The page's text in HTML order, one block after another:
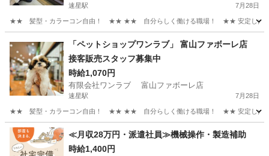
速星駅 7月28日
★★ 髪型・カラーコン自由！ ★★ ★★ 自分らしく働ける職場！ ★★ 安定した会社で
速星駅 動物
「ペットショップワンラブ」 富山ファボーレ店
接客販売スタッフ募集中
時給1,070円
有限会社ワンラブ 富山ファボーレ店
速星駅 7月28日
★★ 髪型・カラーコン自由！ ★★ ★★ 自分らしく働ける職場！ ★★ 安定した会社で
富山 富山市 速星駅 その他 スタッフ
≪月収28万円・派遣社員≫機械操作・製造補助
時給1,400円